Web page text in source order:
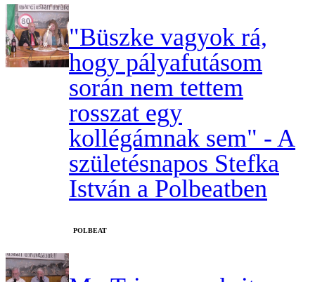
"Büszke vagyok rá,
hogy pályafutásom
során nem tettem
rosszat egy
kollégámnak sem" - A
születésnapos Stefka
István a Polbeatben
‎POLBEAT